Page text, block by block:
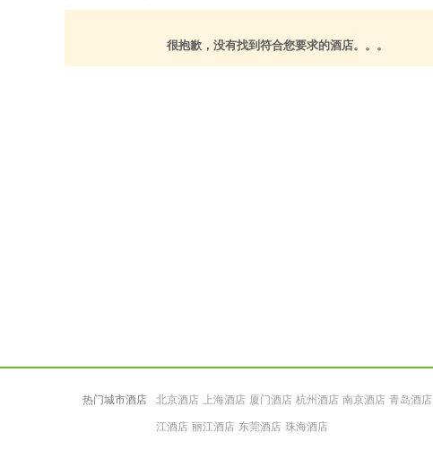
很抱歉，没有找到符合您要求的酒店。。。
热门城市酒店 北京酒店 上海酒店 厦门酒店 杭州酒店 南京酒店 青岛酒店
江酒店 丽江酒店 东莞酒店 珠海酒店